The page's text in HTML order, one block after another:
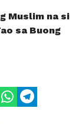
Muslim na si
sa Buong